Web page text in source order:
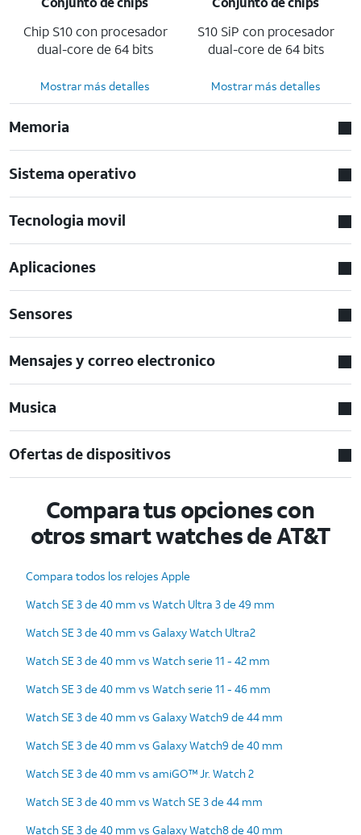
Chip S10 con procesador
dual-core de 64 bits
S10 SiP con procesador
dual-core de 64 bits
Mostrar más detalles Mostrar más detalles
Memoria
Sistema operativo
Tecnologia movil
Aplicaciones
Sensores
Mensajes y correo electronico
Musica
Ofertas de dispositivos
Compara tus opciones con
otros smart watches de AT&T
Compara todos los relojes Apple
Watch SE 3 de 40 mm vs Watch Ultra 3 de 49 mm
Watch SE 3 de 40 mm vs Galaxy Watch Ultra2
Watch SE 3 de 40 mm vs Watch serie 11 - 42 mm
Watch SE 3 de 40 mm vs Watch serie 11 - 46 mm
Watch SE 3 de 40 mm vs Galaxy Watch9 de 44 mm
Watch SE 3 de 40 mm vs Galaxy Watch9 de 40 mm
Watch SE 3 de 40 mm vs amiGO™ Jr. Watch 2
Watch SE 3 de 40 mm vs Watch SE 3 de 44 mm
Watch SE 3 de 40 mm vs Galaxy Watch8 de 40 mm